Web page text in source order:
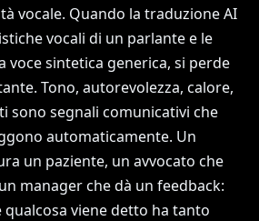
vocale. Quando la traduzione AI
vocali di un parlante e le
voce sintetica generica, si perde
Tono, autorevolezza, calore,
sono segnali comunicativi che
automaticamente. Un
un paziente, un avvocato che
manager che dà un feedback:
qualcosa viene detto ha tanto